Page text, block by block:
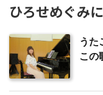
ひろせめぐみ
うた
この